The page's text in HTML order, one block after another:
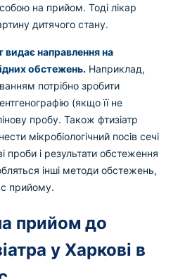
собою на прийом. Тоді лікар
дитячого стану.
видає направлення на
обстежень. Наприклад,
потрібно зробити
(якщо її не
пробу. Також фтизіатр
мікробіологічний посів сечі
проби і результати обстеження
інші методи обстежень,
прийому.
прийом до
у Харкові в